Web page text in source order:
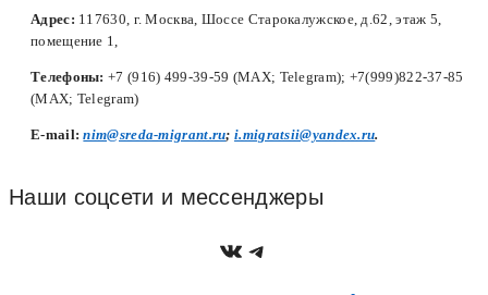
Адрес: 117630, г. Москва, Шоссе Старокалужское, д.62, этаж 5,
помещение 1,
Телефоны: +7 (916) 499-39-59 (MAX; Telegram); +7(999)822-37-85
(MAX; Telegram)
Е-mail:nim@sreda-migrant.ru;i.migratsii@yandex.ru.
Наши соцсети и мессенджеры
https://vk.com/
Telegram